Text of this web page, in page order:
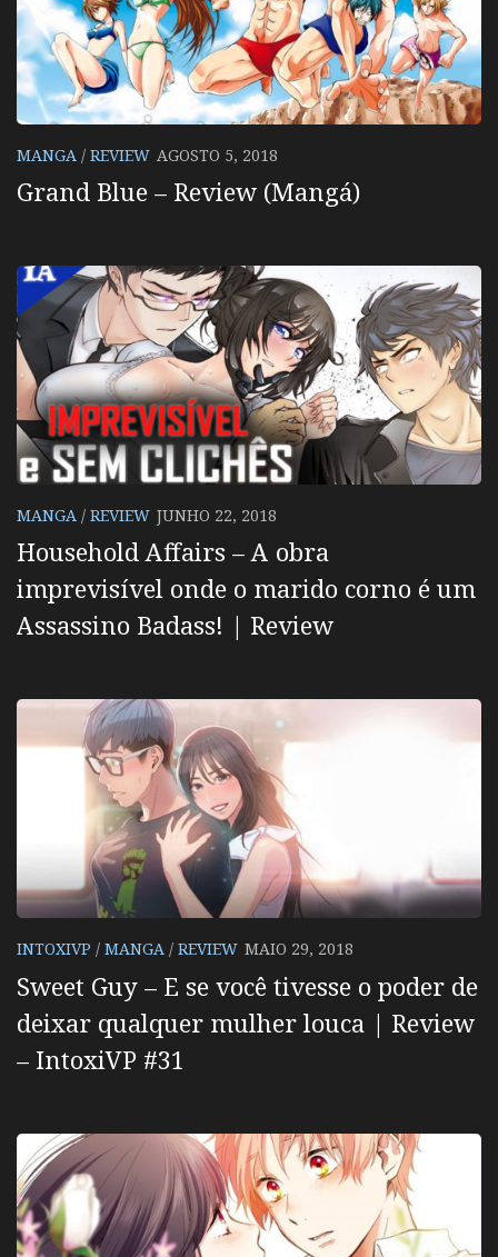
MANGA / REVIEW AGOSTO 5, 2018
Grand Blue – Review (Mangá)
MANGA / REVIEW JUNHO 22, 2018
Household Affairs – A obra
imprevisível onde o marido corno é um
Assassino Badass! | Review
INTOXIVP / MANGA / REVIEW MAIO 29, 2018
Sweet Guy – E se você tivesse o poder de
deixar qualquer mulher louca | Review
– IntoxiVP #31